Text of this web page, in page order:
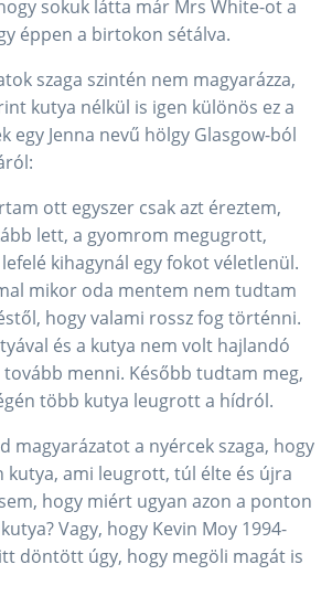
sokuk látta már Mrs White-ot a
éppen a birtokon sétálva.
szaga szintén nem magyarázza,
kutya nélkül is igen különös ez a
egy Jenna nevű hölgy Glasgow-ból
ott egyszer csak azt éreztem,
lett, a gyomrom megugrott,
kihagynál egy fokot véletlenül.
mikor oda mentem nem tudtam
hogy valami rossz fog történni.
és a kutya nem volt hajlandó
menni. Később tudtam meg,
több kutya leugrott a hídról.
magyarázatot a nyércek szaga, hogy
kutya, ami leugrott, túl élte és újra
hogy miért ugyan azon a ponton
Vagy, hogy Kevin Moy 1994-
döntött úgy, hogy megöli magát is